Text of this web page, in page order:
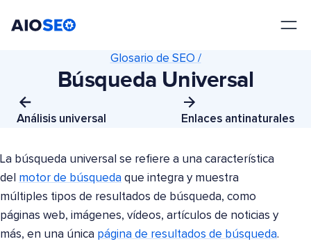
Análisis universal
Glosario de SEO /
Búsqueda Universal
Enlaces antinaturales
La búsqueda universal se refiere a una característica
del motor de búsqueda que integra y muestra
múltiples tipos de resultados de búsqueda, como
páginas web, imágenes, vídeos, artículos de noticias y
más, en una única página de resultados de búsqueda.